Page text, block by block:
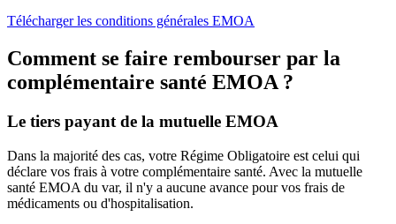
Télécharger les conditions générales EMOA
Comment se faire rembourser par la
complémentaire santé EMOA ?
Le tiers payant de la mutuelle EMOA
Dans la majorité des cas, votre Régime Obligatoire est celui qui
déclare vos frais à votre complémentaire santé. Avec la mutuelle
santé EMOA du var, il n'y a aucune avance pour vos frais de
médicaments ou d'hospitalisation.